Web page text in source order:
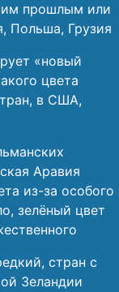
прошлым или
Польша, Грузия
«новый
цвета
в США,
Аравия
из-за особого
зелёный цвет
стран с
Зеландии